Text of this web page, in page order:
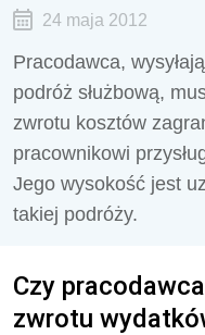
24 maja 2012
Pracodawca,
podróż służbową,
zwrotu kosztów
pracownikowi
Jego wysokość jest
takiej podróży.
Czy
zwrotu